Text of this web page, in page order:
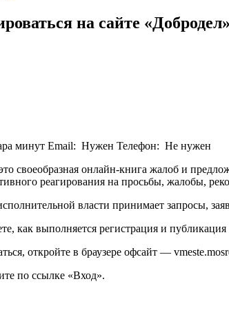
на сайте «Добродел»
минут Email: Нужен Телефон: Не нужен
своеобразная онлайн-книга жалоб и
реагирования на просьбы, жалобы,
власти принимает запросы,
как выполняется регистрация и
откройте в браузере офсайт —
по ссылке «Вход».